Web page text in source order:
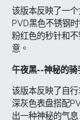
该版本反映了一
PVD黑色不锈钢
粉红色的秒针和
意。
午夜黑--神秘的骑
该版本反映了自
深灰色表盘搭配
出一种神秘的气